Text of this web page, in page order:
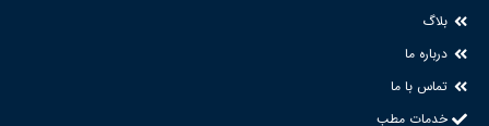
بلاگ
درباره ما
تماس با ما
خدمات مطب